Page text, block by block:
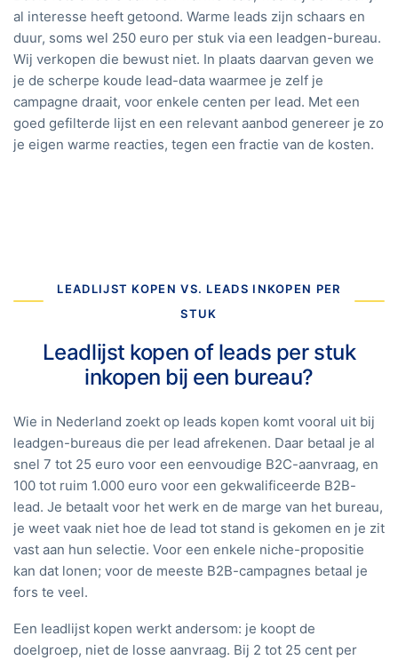
al interesse heeft getoond. Warme leads zijn schaars en
duur, soms wel 250 euro per stuk via een leadgen-bureau.
Wij verkopen die bewust niet. In plaats daarvan geven we
je de scherpe koude lead-data waarmee je zelf je
campagne draait, voor enkele centen per lead. Met een
goed gefilterde lijst en een relevant aanbod genereer je zo
je eigen warme reacties, tegen een fractie van de kosten.
LEADLIJST KOPEN VS. LEADS INKOPEN PER
STUK
Leadlijst kopen of leads per stuk
inkopen bij een bureau?
Wie in Nederland zoekt op leads kopen komt vooral uit bij
leadgen-bureaus die per lead afrekenen. Daar betaal je al
snel 7 tot 25 euro voor een eenvoudige B2C-aanvraag, en
100 tot ruim 1.000 euro voor een gekwalificeerde B2B-
lead. Je betaalt voor het werk en de marge van het bureau,
je weet vaak niet hoe de lead tot stand is gekomen en je zit
vast aan hun selectie. Voor een enkele niche-propositie
kan dat lonen; voor de meeste B2B-campagnes betaal je
fors te veel.
Een leadlijst kopen werkt andersom: je koopt de
doelgroep, niet de losse aanvraag. Bij 2 tot 25 cent per